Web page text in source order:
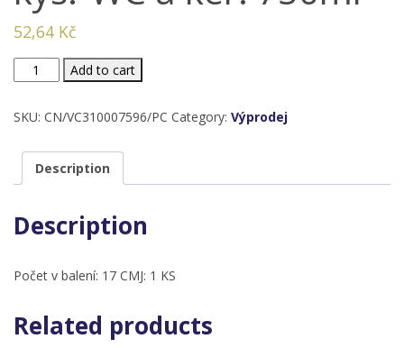
52,64 Kč
CLEAMEN
extra
WC
a
ker.
750ml
Add to cart
SKU: CN/VC310007596/PC Category: Výprodej
Description
Description
Počet v balení: 17 CMJ: 1 KS
Related products